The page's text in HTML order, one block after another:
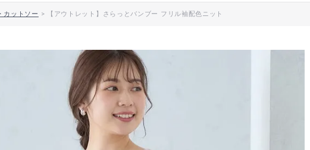
カットソー > 【アウトレット】さらっとバンブー フリル袖配色ニット